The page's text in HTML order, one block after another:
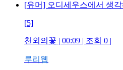
[유머] 오디세우스에서 생
[5]
천외의꽃 | 00:09 | 조회 0 |
루리웹